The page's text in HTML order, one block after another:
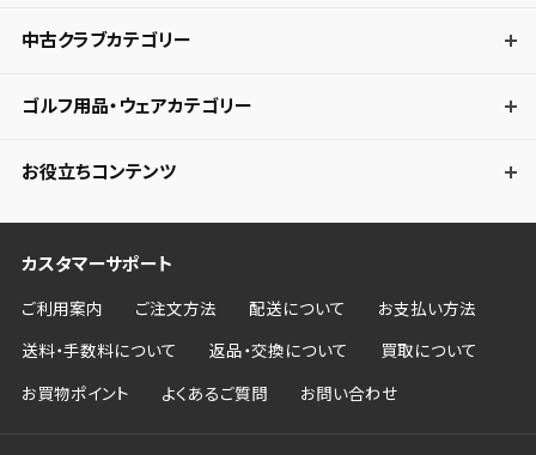
中古クラブカテゴリー
ゴルフ用品・ウェアカテゴリー
お役立ちコンテンツ
カスタマーサポート
ご利用案内 ご注文方法 配送について お支払い方法
送料・手数料について 返品・交換について 買取について
お買物ポイント よくあるご質問 お問い合わせ